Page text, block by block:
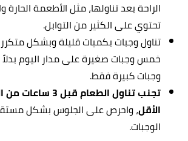
الراحة بعد تناولها، مثل الأطعمة
تحتوي على الكثير من التوابل.
تناول وجبات بكميات قليلة وبشكل
خمس وجبات صغيرة على مدار اليوم بدلاً
وجبات كبيرة فقط.
تجنب تناول الطعام
الأقل، واحرص على الجلوس بشكل
الوجبات.